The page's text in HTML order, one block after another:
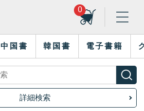
0
中国書 韓国書 電子書籍
詳細検索